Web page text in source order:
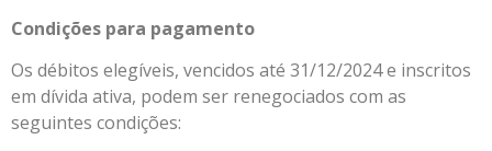
Condições para pagamento
Os débitos elegíveis, vencidos até 31/12/2024 e inscritos
em dívida ativa, podem ser renegociados com as
seguintes condições: